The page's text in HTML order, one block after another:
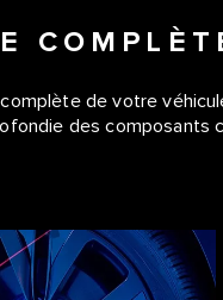
de votre
des composants